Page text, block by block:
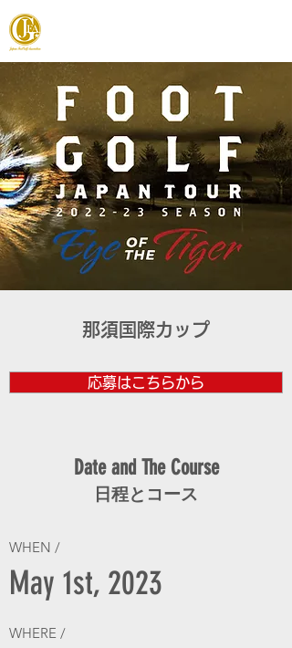
那須国際カップ
応募はこちらから
Date and The Course
日程とコース
WHEN /
May 1st, 2023
WHERE /